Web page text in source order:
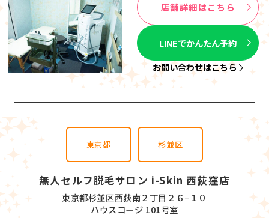
店舗詳細はこちら
LINEでかんたん予約
お問い合わせはこちら
東京都 杉並区
無人セルフ脱毛サロン i-Skin 西荻窪店
東京都杉並区西荻南２丁目２６−１０
ハウスコージ 101号室